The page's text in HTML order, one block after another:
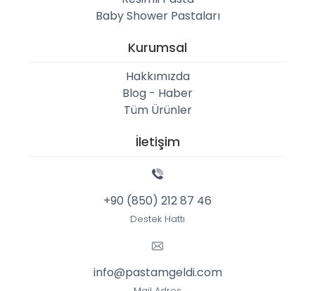
Baby Shower Pastaları
Kurumsal
Hakkımızda
Blog - Haber
Tüm Ürünler
İletişim
+90 (850) 212 87 46
Destek Hattı
info@pastamgeldi.com